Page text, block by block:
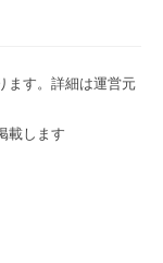
ます。詳細は運営元
載します